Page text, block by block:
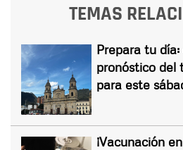
TEMAS
Prepara tu
pronóstico del
para este
¡Vacunación